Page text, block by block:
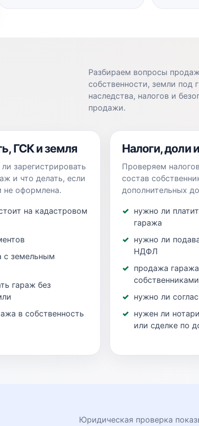
Разбираем вопросы
собственности, земли под
наследства, налогов и
продажи.
ГСК и земля
зарегистрировать
и что делать, если
не оформлена.
на кадастровом
с земельным
гараж без
в собственность
Налоги, доли
Проверяем
состав
дополнительных
нужно ли
гаража
нужно ли
НДФЛ
продажа
собственниками
нужно ли
нужен ли
или сделке по
Юридическая проверка